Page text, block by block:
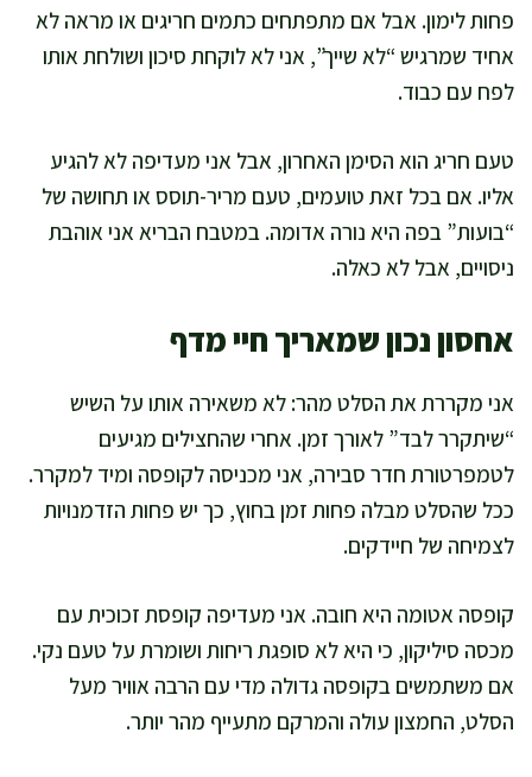
פחות לימון. אבל אם מתפתחים כתמים חריגים או מראה לא
אחיד שמרגיש “לא שייך”, אני לא לוקחת סיכון ושולחת אותו
לפח עם כבוד.
טעם חריג הוא הסימן האחרון, אבל אני מעדיפה לא להגיע
אליו. אם בכל זאת טועמים, טעם מריר-תוסס או תחושה של
“בועות” בפה היא נורה אדומה. במטבח הבריא אני אוהבת
ניסויים, אבל לא כאלה.
אחסון נכון שמאריך חיי מדף
אני מקררת את הסלט מהר: לא משאירה אותו על השיש
“שיתקרר לבד” לאורך זמן. אחרי שהחצילים מגיעים
לטמפרטורת חדר סבירה, אני מכניסה לקופסה ומיד למקרר.
ככל שהסלט מבלה פחות זמן בחוץ, כך יש פחות הזדמנויות
לצמיחה של חיידקים.
קופסה אטומה היא חובה. אני מעדיפה קופסת זכוכית עם
מכסה סיליקון, כי היא לא סופגת ריחות ושומרת על טעם נקי.
אם משתמשים בקופסה גדולה מדי עם הרבה אוויר מעל
הסלט, החמצון עולה והמרקם מתעייף מהר יותר.